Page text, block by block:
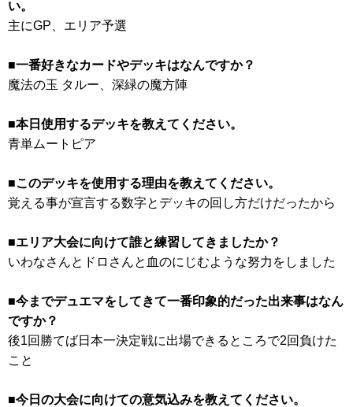
い。
主にGP、エリア予選
■一番好きなカードやデッキはなんですか？
魔法の玉 タルー、深緑の魔方陣
■本日使用するデッキを教えてください。
青単ムートピア
■このデッキを使用する理由を教えてください。
覚える事が宣言する数字とデッキの回し方だけだったから
■エリア大会に向けて誰と練習してきましたか？
いわなさんとドロさんと血のにじむような努力をしました
■今までデュエマをしてきて一番印象的だった出来事はなん
ですか？
後1回勝てば日本一決定戦に出場できるところで2回負けた
こと
■今日の大会に向けての意気込みを教えてください。